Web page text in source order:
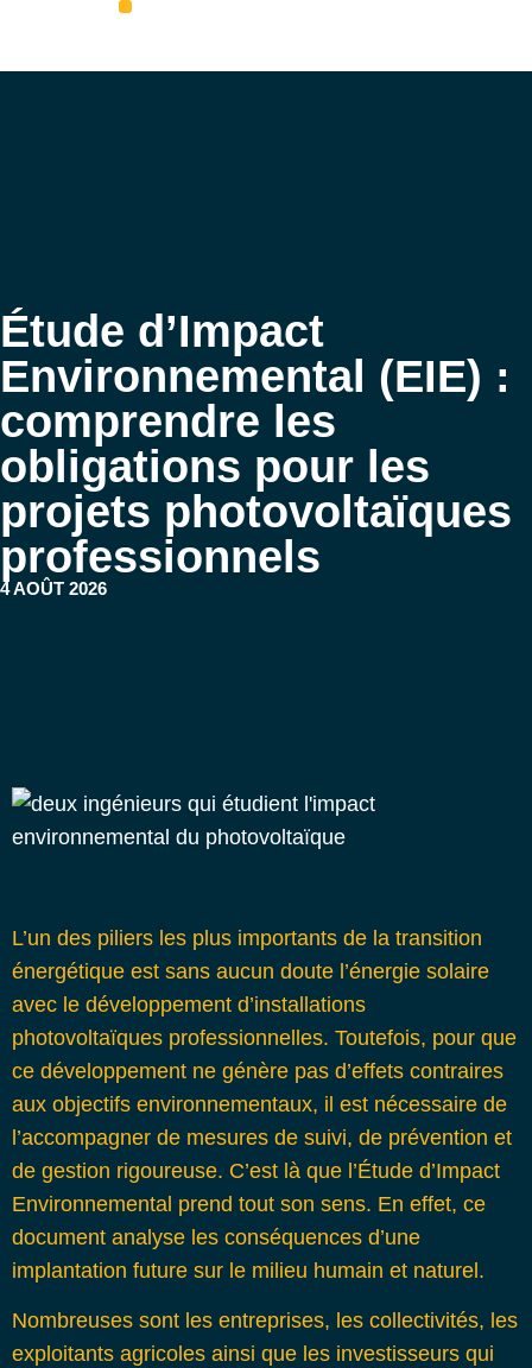
Étude d’Impact
Environnemental (EIE) :
comprendre les
obligations pour les
projets photovoltaïques
professionnels
4 AOÛT 2026
L’un des piliers les plus importants de la transition
énergétique est sans aucun doute l’énergie solaire
avec le développement d’installations
photovoltaïques professionnelles. Toutefois, pour que
ce développement ne génère pas d’effets contraires
aux objectifs environnementaux, il est nécessaire de
l’accompagner de mesures de suivi, de prévention et
de gestion rigoureuse. C’est là que l’Étude d’Impact
Environnemental prend tout son sens. En effet, ce
document analyse les conséquences d’une
implantation future sur le milieu humain et naturel.
Nombreuses sont les entreprises, les collectivités, les
exploitants agricoles ainsi que les investisseurs qui